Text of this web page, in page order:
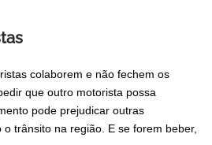
colaborem e não fechem os
que outro motorista possa
pode prejudicar outras
trânsito na região. E se forem beber,